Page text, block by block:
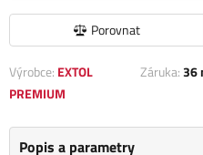
Porovnat
Výrobce: EXTOL
PREMIUM
Záruka:36
Popis a parametry